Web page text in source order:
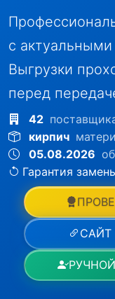
с актуальными
Выгрузки
перед
42
кирпич
05.08.2026
Гарантия